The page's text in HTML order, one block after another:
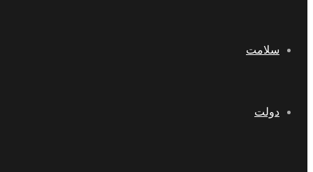
سلامت
دولت